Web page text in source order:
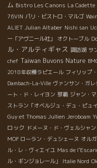
ム Bistro Les Canons La Cadette
76VIN パリ・ビストロ・マルゴ
ALIET Julian Altaber Nishi san
ー「アヴニール社」
オクトーブル
ル・アルティギャス 諏訪湖 サ
chef Taiwan Buvons Nature
2018年収穫ラピエール フィリップ
Dambach-La-Ville ヴァンサン・ガレ
ート・ド・レイヨン 那覇 ジャン・
ストラン「オベルジュ・デュ・ピュイ
Guy et Thomas Jullien Jeroboam
ロック ドメーヌ・ド・ヴェルシャン
MOF ローラン・デュシェーヌ オル
ル・レ・ヴィエイユ Mas de
ル・ギンジョレール」
Italie Nord